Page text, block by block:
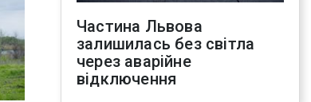
Частина Львова
залишилась без світла
через аварійне
відключення